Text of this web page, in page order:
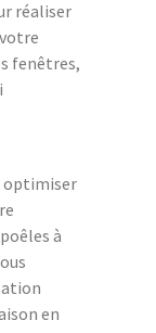
réaliser
fenêtres,
optimiser
à
en